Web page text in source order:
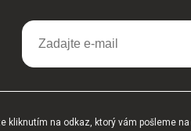
na odkaz, ktorý vám pošleme